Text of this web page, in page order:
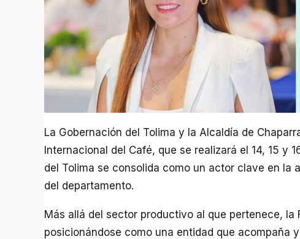
La Gobernación del Tolima y la Alcaldía de
Internacional del Café, que se realizará el 14, 15 y
del Tolima se consolida como un actor clave en la
del departamento.
Más allá del sector productivo al que pertenece, la
posicionándose como una entidad que acompaña